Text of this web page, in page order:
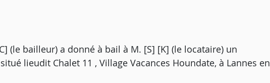
(le bailleur) a donné à bail à M. [S] [K] (le locataire) un
lieudit Chalet 11 , Village Vacances Houndate, à Lannes en